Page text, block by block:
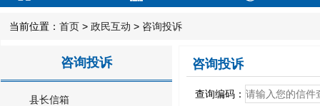
当前位置： 首页 > 政民互动 > 咨询投诉
咨询投诉
县长信箱
咨询投诉
查询编码：